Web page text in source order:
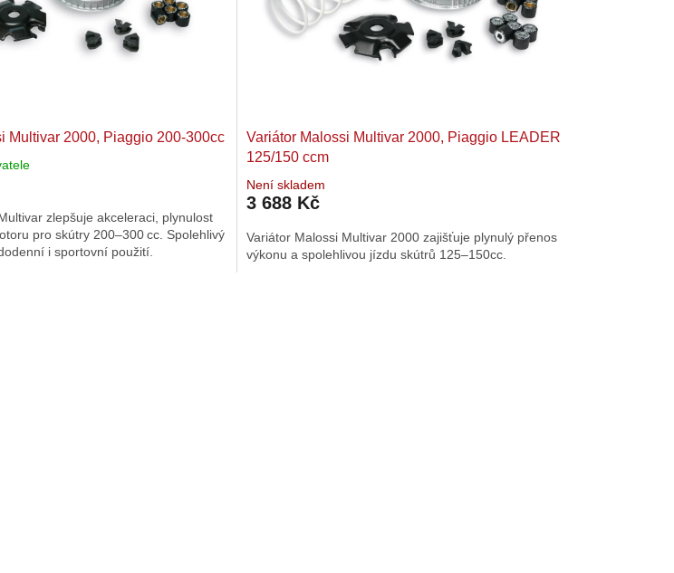
Multivar 2000, Piaggio 200-300cc
zlepšuje akceleraci, plynulost
pro skútry 200–300 cc. Spolehlivý
i sportovní použití.
Variátor Malossi Multivar 2000, Piaggio LEADER
125/150 ccm
Není skladem
3 688 Kč
Variátor Malossi Multivar 2000 zajišťuje plynulý přenos
výkonu a spolehlivou jízdu skútrů 125–150cc.